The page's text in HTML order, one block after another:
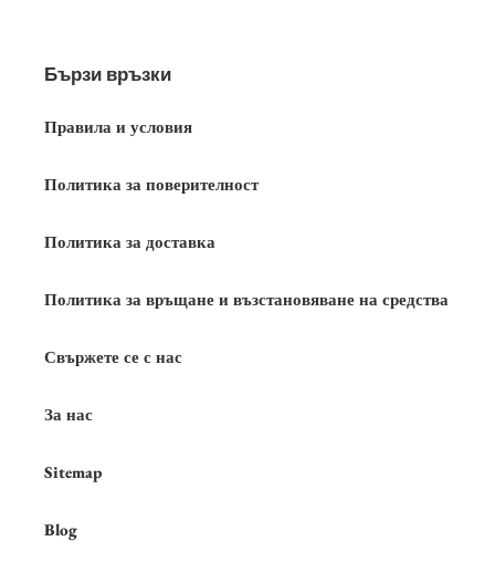
Бързи връзки
Правила и условия
Политика за поверителност
Политика за доставка
Политика за връщане и възстановяване на средства
Свържете се с нас
За нас
Sitemap
Blog